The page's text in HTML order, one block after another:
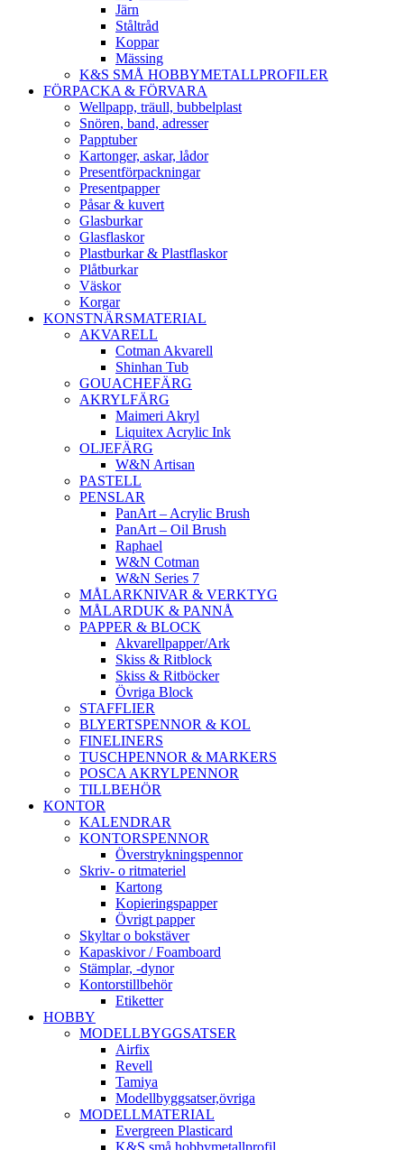
Järn
Ståltråd
Koppar
Mässing
K&S SMÅ HOBBYMETALLPROFILER
FÖRPACKA & FÖRVARA
Wellpapp, träull, bubbelplast
Snören, band, adresser
Papptuber
Kartonger, askar, lådor
Presentförpackningar
Presentpapper
Påsar & kuvert
Glasburkar
Glasflaskor
Plastburkar & Plastflaskor
Plåtburkar
Väskor
Korgar
KONSTNÄRSMATERIAL
AKVARELL
Cotman Akvarell
Shinhan Tub
GOUACHEFÄRG
AKRYLFÄRG
Maimeri Akryl
Liquitex Acrylic Ink
OLJEFÄRG
W&N Artisan
PASTELL
PENSLAR
PanArt – Acrylic Brush
PanArt – Oil Brush
Raphael
W&N Cotman
W&N Series 7
MÅLARKNIVAR & VERKTYG
MÅLARDUK & PANNÅ
PAPPER & BLOCK
Akvarellpapper/Ark
Skiss & Ritblock
Skiss & Ritböcker
Övriga Block
STAFFLIER
BLYERTSPENNOR & KOL
FINELINERS
TUSCHPENNOR & MARKERS
POSCA AKRYLPENNOR
TILLBEHÖR
KONTOR
KALENDRAR
KONTORSPENNOR
Överstrykningspennor
Skriv- o ritmateriel
Kartong
Kopieringspapper
Övrigt papper
Skyltar o bokstäver
Kapaskivor / Foamboard
Stämplar, -dynor
Kontorstillbehör
Etiketter
HOBBY
MODELLBYGGSATSER
Airfix
Revell
Tamiya
Modellbyggsatser,övriga
MODELLMATERIAL
Evergreen Plasticard
K&S små hobbymetallprofil